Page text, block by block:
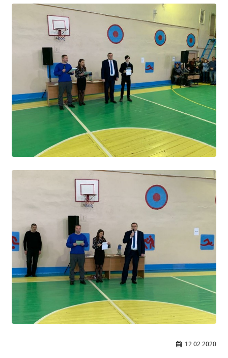
Стипендии и меры поддержки обучающихся
Платные образовательные услуги
Финансово-хозяйственная деятельность
Вакантные места для приёма (перевода)
Международное сотрудничество
Организация питания в образовательной
организации
УЧЕБНАЯ РАБОТА
Расписание занятий
Заочное отделение
ВОСПИТАТЕЛЬНАЯ РАБОТА
Безопасность на железной дороге
ГТО
Дополнительное образование
Информационная безопасность
Информация для детей-сирот
Памятные даты военной истории
Пожарная безопасность
Программа воспитания
Противодействие терроризму
12.02.2020